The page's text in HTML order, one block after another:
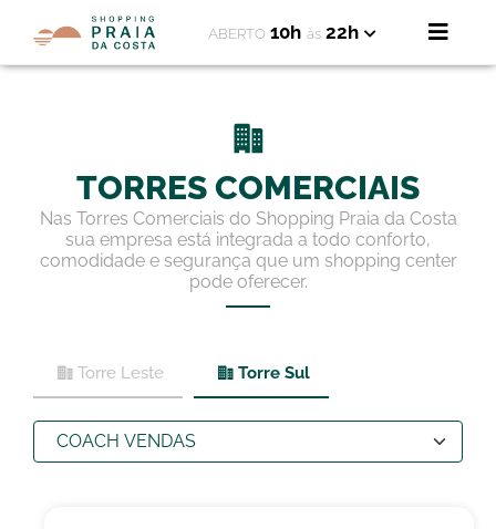
ABERTO 10h às 22h
TORRES COMERCIAIS
Nas Torres Comerciais do Shopping Praia da Costa
sua empresa está integrada a todo conforto,
comodidade e segurança que um shopping center
pode oferecer.
Torre Leste Torre Sul